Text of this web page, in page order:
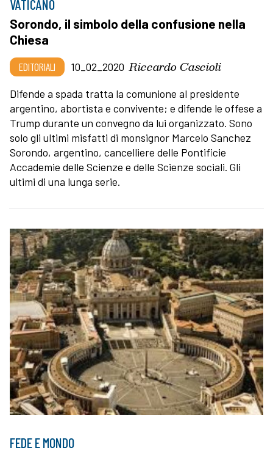
VATICANO
Sorondo, il simbolo della confusione nella
Chiesa
EDITORIALI 10_02_2020 Riccardo Cascioli
Difende a spada tratta la comunione al presidente
argentino, abortista e convivente; e difende le offese a
Trump durante un convegno da lui organizzato. Sono
solo gli ultimi misfatti di monsignor Marcelo Sanchez
Sorondo, argentino, cancelliere delle Pontificie
Accademie delle Scienze e delle Scienze sociali. Gli
ultimi di una lunga serie.
FEDE E MONDO